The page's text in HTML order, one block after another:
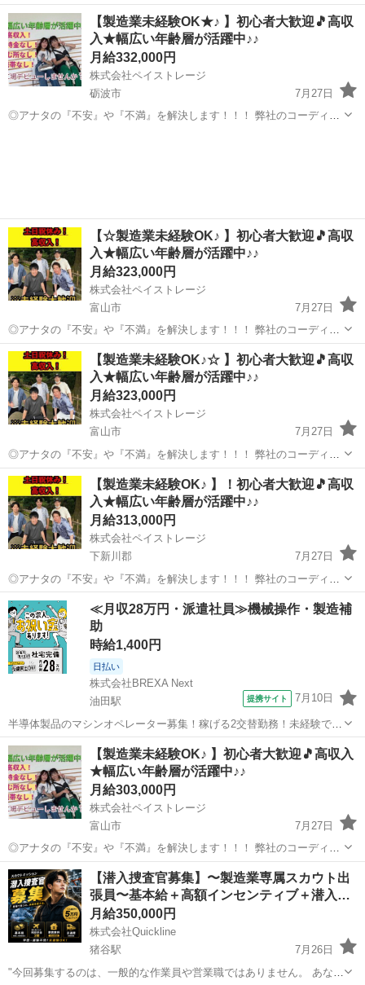
時給1,400円～！備品付き1R寮をご用意！寮から無料送迎サービスあり
♪《富山県砺波市》 人気の工場のお仕事 ◇半導体製品のマシンオペレ
ーター◇ ＊クリーンル...
富山 砺波市 油田駅 その他
【製造業未経験OK★♪ 】初心者大歓迎🎵高収
入★幅広い年齢層が活躍中♪♪
月給332,000円
株式会社ペイストレージ
砺波市
7月27日
◎アナタの『不安』や『不満』を解決します！！！ 弊社のコーディネ
【☆製造業未経験OK♪ 】初心者大歓迎🎵高収
入★幅広い年齢層が活躍中♪♪
月給323,000円
株式会社ペイストレージ
富山市
7月27日
◎アナタの『不安』や『不満』を解決します！！！ 弊社のコーディネ
ーターが一人一人に徹底的に寄り添い一緒に解決していきます☆ お金
が『無い』 仕事が『無い』 住む家が『無い』 携帯が『無い』 ☆弊社
独自の支援サービ...
富山 富山市 軽作業 生年月日
【製造業未経験OK♪☆ 】初心者大歓迎🎵高収
入★幅広い年齢層が活躍中♪♪
月給323,000円
株式会社ペイストレージ
富山市
7月27日
◎アナタの『不安』や『不満』を解決します！！！ 弊社のコーディネ
ーターが一人一人に徹底的に寄り添い一緒に解決していきます☆ お金
が『無い』 仕事が『無い』 住む家が『無い』 携帯が『無い』 ☆弊社
独自の支援サービ...
富山 富山市 軽作業 生年月日
【製造業未経験OK♪ 】！初心者大歓迎🎵高収
入★幅広い年齢層が活躍中♪♪
月給313,000円
株式会社ペイストレージ
下新川郡
7月27日
◎アナタの『不安』や『不満』を解決します！！！ 弊社のコーディネ
ーターが一人一人に徹底的に寄り添い一緒に解決していきます☆ お金
が『無い』 仕事が『無い』 住む家が『無い』 携帯が『無い』 ☆弊社
独自の支援サービ...
富山 下新川郡 軽作業 生年月日
≪月収28万円・派遣社員≫機械操作・製造補
助
時給1,400円
日払い
株式会社BREXA Next
油田駅
提携サイト 7月10日
半導体製品のマシンオペレーター募集！稼げる2交替勤務！未経験でも
時給1,400円～！備品付き1R寮をご用意！寮から無料送迎サービスあり
♪《富山県砺波市》 人気の工場のお仕事 ◇半導体製品のマシンオペレ
ーター◇ ＊クリーンル...
富山 砺波市 油田駅 その他
【製造業未経験OK♪ 】初心者大歓迎🎵高収入
★幅広い年齢層が活躍中♪♪
月給303,000円
株式会社ペイストレージ
富山市
7月27日
◎アナタの『不安』や『不満』を解決します！！！ 弊社のコーディネ
ーターが一人一人に徹底的に寄り添い一緒に解決していきます☆ お金
が『無い』 仕事が『無い』 住む家が『無い』 携帯が『無い』 ☆弊社
独自の支援サービ...
富山 富山市 軽作業 生年月日
【潜入捜査官募集】〜製造業専属スカウト出
張員〜基本給＋高額インセンティブ＋潜入…
月給350,000円
株式会社Quickline
猪谷駅
7月26日
"今回募集するのは、一般的な作業員や営業職ではありません。 あなた